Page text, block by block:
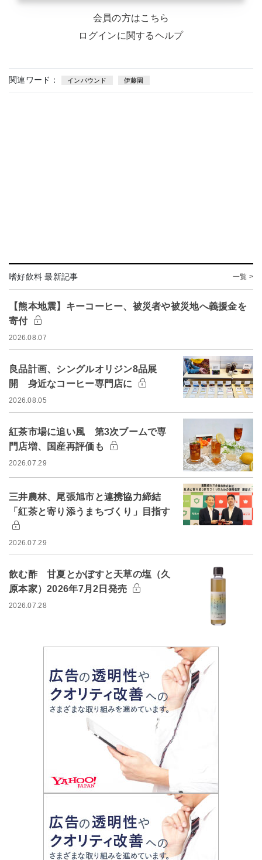
会員の方はこちら
ログインに関するヘルプ
関連ワード： インバウンド 伊藤園
嗜好飲料 最新記事 一覧 >
【熊本地震】キーコーヒー、被災者や被災地へ義援金を
寄付
2026.08.07
良品計画、シングルオリジン8品展
開 身近なコーヒー専門店に
2026.08.05
紅茶市場に追い風 第3次ブームで専
門店増、国産再評価も
2026.07.29
三井農林、尾張旭市と連携協力締結
「紅茶と寄り添うまちづくり」目指す
2026.07.29
飲む酢 甘夏とかぼすと天草の塩（久
原本家）2026年7月2日発売
2026.07.28